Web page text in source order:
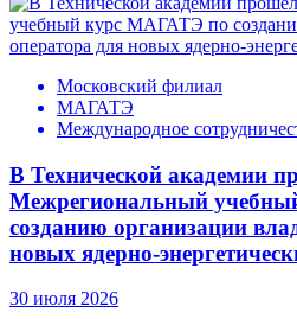
Московский филиал
МАГАТЭ
Международное
В Технической академии
Межрегиональный
созданию организации
новых ядерно-
30 июля 2026